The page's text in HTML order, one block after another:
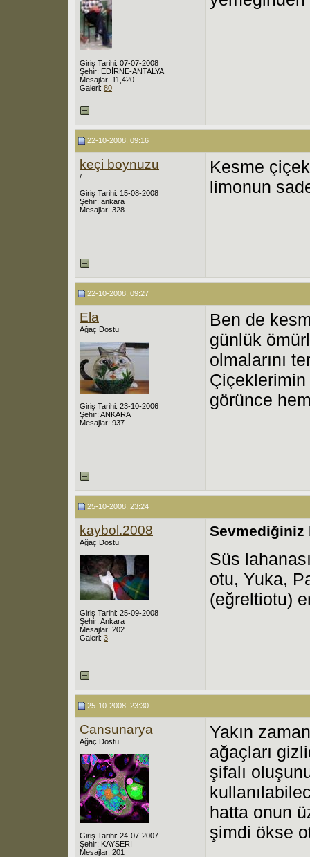
Giriş Tarihi: 07-07-2008
Şehir: EDİRNE-ANTALYA
Mesajlar: 11,420
Galeri: 80
22-10-2008, 09:16
keçi boynuzu
/
Giriş Tarihi: 15-08-2008
Şehir: ankara
Mesajlar: 328
Kesme
limonun
22-10-2008, 09:27
Ela
Ağaç Dostu
Giriş Tarihi: 23-10-2006
Şehir: ANKARA
Mesajlar: 937
Ben de
günlük
olmalarını
Çiçeklerimin
görünce
25-10-2008, 23:24
kaybol.2008
Ağaç Dostu
Giriş Tarihi: 25-09-2008
Şehir: Ankara
Mesajlar: 202
Galeri: 3
Sevmediğiniz
Süs
otu, Yuka,
(eğreltiotu)
25-10-2008, 23:30
Cansunarya
Ağaç Dostu
Giriş Tarihi: 24-07-2007
Şehir: KAYSERİ
Mesajlar: 201
Yakın
ağaçları
şifalı
hatta onun
şimdi ökse